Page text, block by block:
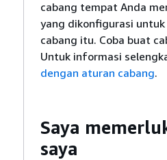
cabang tempat Anda
yang dikonfigurasi
cabang itu. Coba buat
Untuk informasi
dengan aturan cabang.
Saya
saya